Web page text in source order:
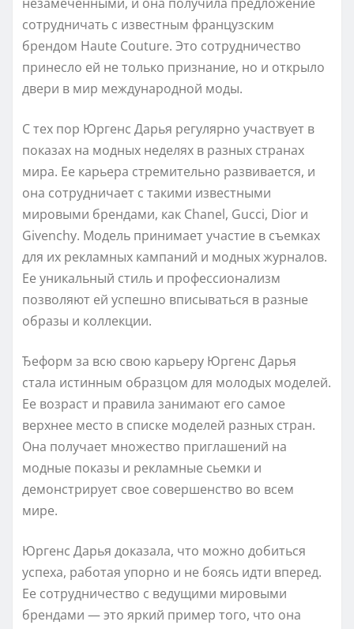
сотрудничать с известным французским
брендом Haute Couture. Это сотрудничество
принесло ей не только признание, но и открыло
двери в мир международной моды.
С тех пор Юргенс Дарья регулярно участвует в
показах на модных неделях в разных странах
мира. Ее карьера стремительно развивается, и
она сотрудничает с такими известными
мировыми брендами, как Chanel, Gucci, Dior и
Givenchy. Модель принимает участие в съемках
для их рекламных кампаний и модных журналов.
Ее уникальный стиль и профессионализм
позволяют ей успешно вписываться в разные
образы и коллекции.
Ђеформ за всю свою карьеру Юргенс Дарья
стала истинным образцом для молодых моделей.
Ее возраст и правила занимают его самое
верхнее место в списке моделей разных стран.
Она получает множество приглашений на
модные показы и рекламные сьемки и
демонстрирует свое совершенство во всем
мире.
Юргенс Дарья доказала, что можно добиться
успеха, работая упорно и не боясь идти вперед.
Ее сотрудничество с ведущими мировыми
брендами — это яркий пример того, что она